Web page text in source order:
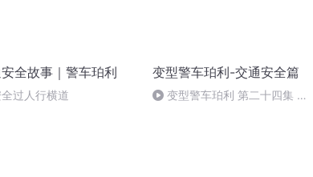
全故事｜警车珀利
过人行横道
变型警车珀利-交通安全篇
变型警车珀利 第二十四集 欢